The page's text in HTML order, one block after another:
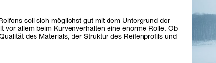
soll sich möglichst gut mit dem Untergrund der
vor allem beim Kurvenverhalten eine enorme Rolle. Ob
des Materials, der Struktur des Reifenprofils und